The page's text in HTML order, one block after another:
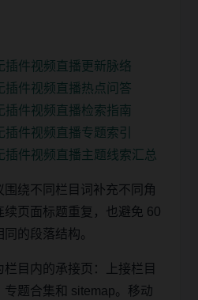
插件视频直播更新脉络
插件视频直播热点问答
插件视频直播检索指南
件视频直播专题索引
插件视频直播主题线索汇总
围绕不同栏目词补充不同角
续页面标题重复，也避免 60
的段落结构。
目内的承接页：上接栏目
专题合集和 sitemap。移动